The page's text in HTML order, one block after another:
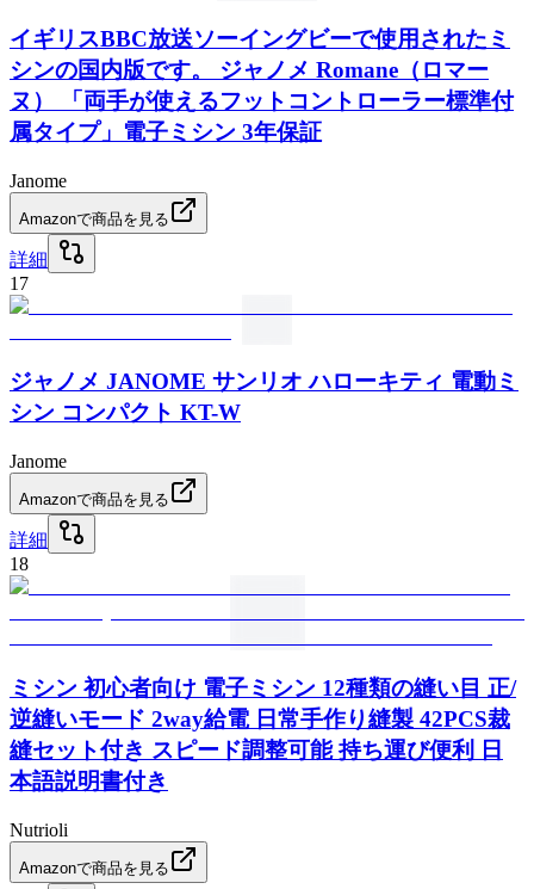
イギリスBBC放送ソーイングビーで使用されたミ
シンの国内版です。 ジャノメ Romane（ロマー
ヌ） 「両手が使えるフットコントローラー標準付
属タイプ」電子ミシン 3年保証
Janome
Amazonで商品を見る
詳細
17
ジャノメ JANOME サンリオ ハローキティ 電動ミ
シン コンパクト KT-W
Janome
Amazonで商品を見る
詳細
18
ミシン 初心者向け 電子ミシン 12種類の縫い目 正/
逆縫いモード 2way給電 日常手作り縫製 42PCS裁
縫セット付き スピード調整可能 持ち運び便利 日
本語説明書付き
Nutrioli
Amazonで商品を見る